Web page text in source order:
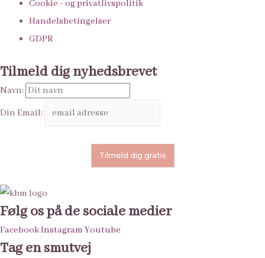
Cookie - og privatlivspolitik
Handelsbetingelser
GDPR
Tilmeld dig nyhedsbrevet
Navn:
Din Email:
Følg os på de sociale medier
FacebookInstagram Youtube
Tag en smutvej